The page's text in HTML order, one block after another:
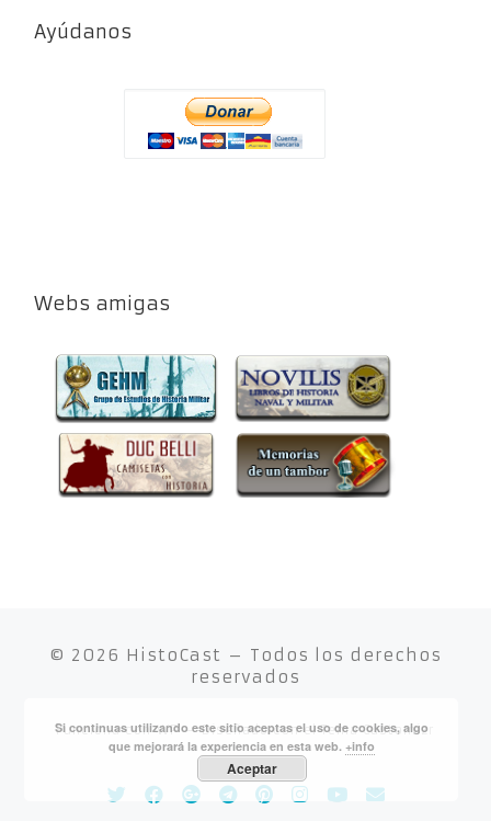
Ayúdanos
Webs amigas
© 2026 HistoCast – Todos los derechos
reservados
Funciona conWP– Diseñado con elTema Customizr
Si continuas utilizando este sitio aceptas el uso de cookies, algo
que mejorará la experiencia en esta web. +info
Aceptar